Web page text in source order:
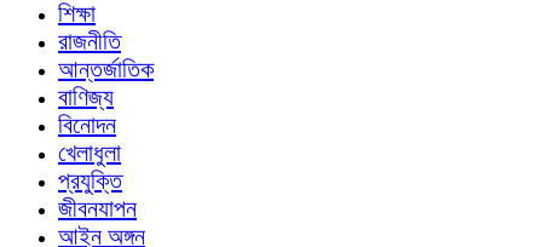
শিক্ষা
রাজনীতি
আন্তর্জাতিক
বাণিজ্য
বিনোদন
খেলাধুলা
প্রযুক্তি
জীবনযাপন
আইন অঙ্গন